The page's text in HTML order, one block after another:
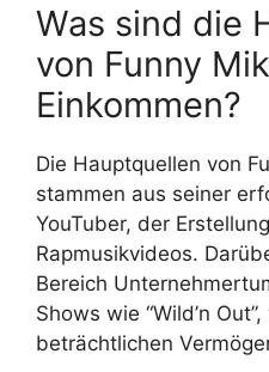
Was sind die
von Funny
Einkommen?
Die Hauptquellen von
stammen aus seiner
YouTuber, der
Rapmusikvideos.
Bereich
Shows wie “Wild’n
beträchtlichen